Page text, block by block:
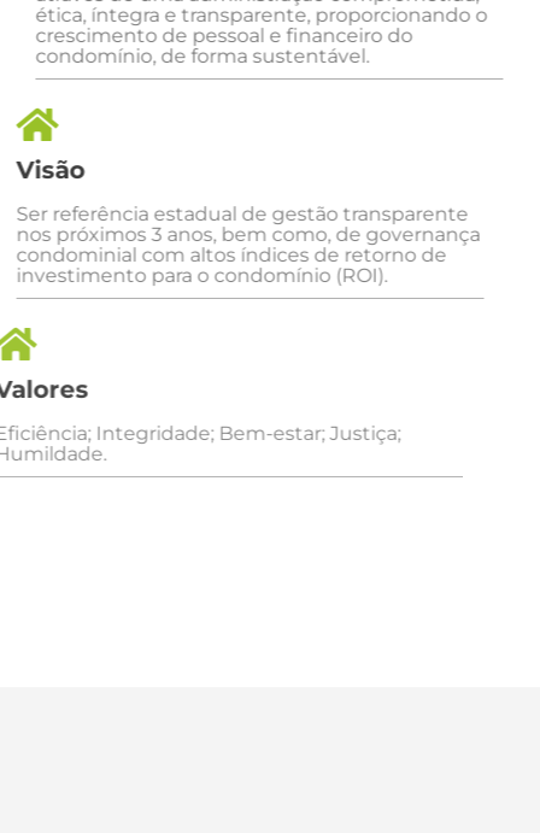
ética, íntegra e transparente, proporcionando o
crescimento de pessoal e financeiro do
condomínio, de forma sustentável.
Visão
Ser referência estadual de gestão transparente
nos próximos 3 anos, bem como, de governança
condominial com altos índices de retorno de
investimento para o condomínio (ROI).
Valores
Eficiência; Integridade; Bem-estar; Justiça;
Humildade.